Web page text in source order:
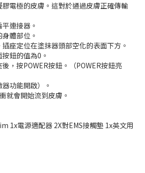
電極的皮膚。這對於通過皮膚正確傳輸
連接器。
體部位。
座定位在塗抹器頭部空化的表面下方。
鈕的值為0。
，按POWER按鈕。（POWER按鈕亮
功能開啟）。
就會開始流到皮膚。
1x電源適配器 2X對EMS接觸墊 1x英文用